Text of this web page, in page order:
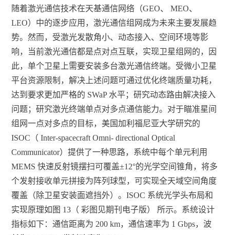
随着激光通信技术在天基通信网络（GEO、 MEO、
LEO）中的逐步应用，激光通信组网成为未来主要发展趋
势。然而，受激光发散角小、动态接入、空间环境等影
响，当前激光通信都是点对点互联，实现卫星组网的，因
此，单个卫星上需要安装多台激光通信终端。受微小卫星
平台资源限制，解决上述问题可通过优化终端质量功耗，
达到要求更加严格的 SWaP 水平；研究动态路由解决接入
问题；研究激光终端单点对多点通信能力。对于瞄准星间
组网一点对多点的目标，美国加利福尼亚大学研究的
ISOC（ Inter-spacecraft Omni- directional Optical
Communicator）提供了一种思路，系统中每个单元利用
MEMS 快速反射镜摆扫可覆盖±12°的光学空间锥角，将多
个发射接收单元拼接为阵列球型，可实现全天域空间角度
覆盖（除卫星安装面遮挡外）。ISOC 系统光学头布局和
实现原理如图 13（ 彩图见期刊电子版） 所示。系统设计
指标如下：通信距离为 200 km，通信速率为 1 Gbps，波